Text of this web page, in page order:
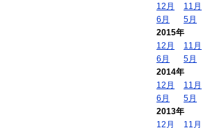
12月
11月
6月
5月
2015年
12月
11月
6月
5月
2014年
12月
11月
6月
5月
2013年
12月
11月